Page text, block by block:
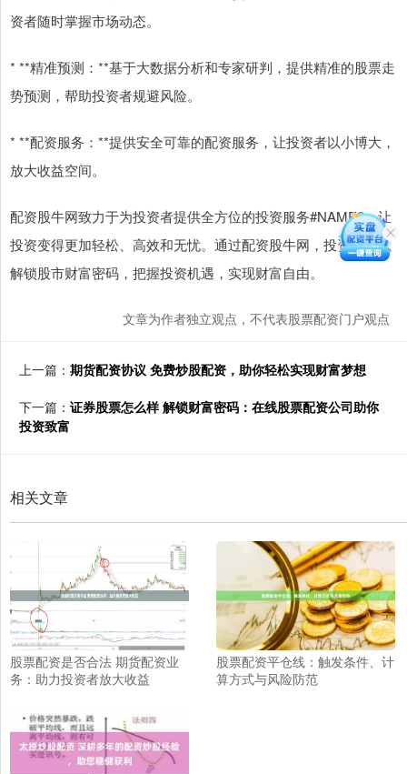
资者随时掌握市场动态。
* **精准预测：**基于大数据分析和专家研判，提供精准的股票走
势预测，帮助投资者规避风险。
* **配资服务：**提供安全可靠的配资服务，让投资者以小博大，
放大收益空间。
配资股牛网致力于为投资者提供全方位的投资服务#NAME?，让
投资变得更加轻松、高效和无忧。通过配资股牛网，投资者可以
解锁股市财富密码，把握投资机遇，实现财富自由。
文章为作者独立观点，不代表股票配资门户观点
上一篇： 期货配资协议 免费炒股配资，助你轻松实现财富梦想
下一篇： 证券股票怎么样 解锁财富密码：在线股票配资公司助你
投资致富
相关文章
股票配资是否合法 期货配资业
务：助力投资者放大收益
股票配资平仓线：触发条件、计
算方式与风险防范